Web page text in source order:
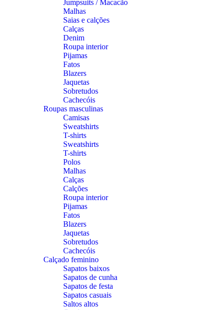
Jumpsuits / Macacão
Malhas
Saias e calções
Calças
Denim
Roupa interior
Pijamas
Fatos
Blazers
Jaquetas
Sobretudos
Cachecóis
Roupas masculinas
Camisas
Sweatshirts
T-shirts
Sweatshirts
T-shirts
Polos
Malhas
Calças
Calções
Roupa interior
Pijamas
Fatos
Blazers
Jaquetas
Sobretudos
Cachecóis
Calçado feminino
Sapatos baixos
Sapatos de cunha
Sapatos de festa
Sapatos casuais
Saltos altos